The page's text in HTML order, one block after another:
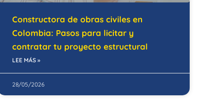
Constructora de obras civiles en
Colombia: Pasos para licitar y
contratar tu proyecto estructural
LEE MÁS »
28/05/2026